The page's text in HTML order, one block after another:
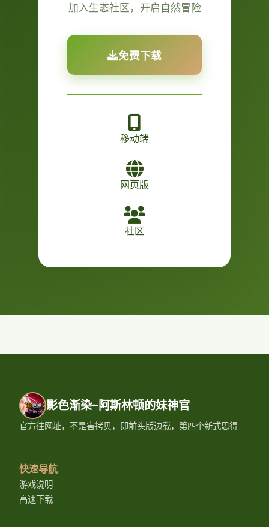
加入生态社区，开启自然冒险
免费下载
移动端
网页版
社区
影色渐染~阿斯林顿的妹神官
官方往网址，不是害拷贝，即前头版边载，第四个新式思得
快速导航
游戏说明
高速下载